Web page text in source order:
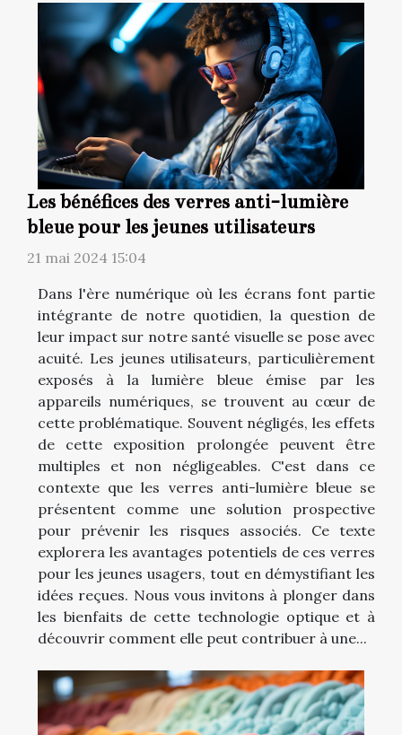
Les bénéfices des verres anti-lumière
bleue pour les jeunes utilisateurs
21 mai 2024 15:04
Dans l'ère numérique où les écrans font partie
intégrante de notre quotidien, la question de
leur impact sur notre santé visuelle se pose avec
acuité. Les jeunes utilisateurs, particulièrement
exposés à la lumière bleue émise par les
appareils numériques, se trouvent au cœur de
cette problématique. Souvent négligés, les effets
de cette exposition prolongée peuvent être
multiples et non négligeables. C'est dans ce
contexte que les verres anti-lumière bleue se
présentent comme une solution prospective
pour prévenir les risques associés. Ce texte
explorera les avantages potentiels de ces verres
pour les jeunes usagers, tout en démystifiant les
idées reçues. Nous vous invitons à plonger dans
les bienfaits de cette technologie optique et à
découvrir comment elle peut contribuer à une...